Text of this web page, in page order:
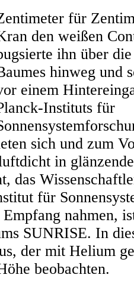
für
den weißen
ihn über
hinweg und
einem
Instituts für
sich und zum
in
das
für
nahmen,
SUNRISE. In
der mit Helium
beobachten.